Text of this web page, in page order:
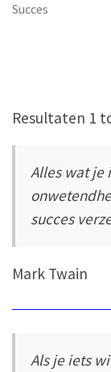
Succes
Resultaten 1
Alles wat je
succes
Mark Twain
Als je iets